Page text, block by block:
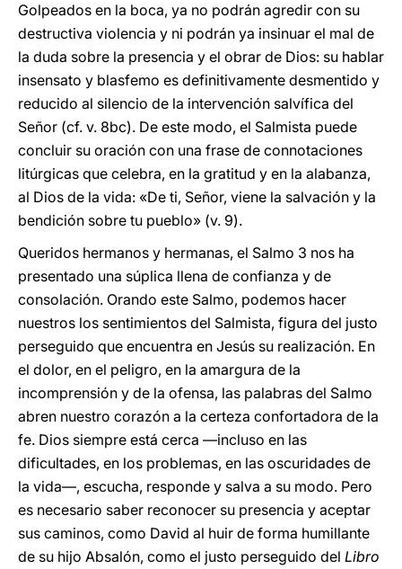
Golpeados en la boca, ya no podrán agredir con su
destructiva violencia y ni podrán ya insinuar el mal de
la duda sobre la presencia y el obrar de Dios: su hablar
insensato y blasfemo es definitivamente desmentido y
reducido al silencio de la intervención salvífica del
Señor (cf. v. 8bc). De este modo, el Salmista puede
concluir su oración con una frase de connotaciones
litúrgicas que celebra, en la gratitud y en la alabanza,
al Dios de la vida: «De ti, Señor, viene la salvación y la
bendición sobre tu pueblo» (v. 9).
Queridos hermanos y hermanas, el Salmo 3 nos ha
presentado una súplica llena de confianza y de
consolación. Orando este Salmo, podemos hacer
nuestros los sentimientos del Salmista, figura del justo
perseguido que encuentra en Jesús su realización. En
el dolor, en el peligro, en la amargura de la
incomprensión y de la ofensa, las palabras del Salmo
abren nuestro corazón a la certeza confortadora de la
fe. Dios siempre está cerca —incluso en las
dificultades, en los problemas, en las oscuridades de
la vida—, escucha, responde y salva a su modo. Pero
es necesario saber reconocer su presencia y aceptar
sus caminos, como David al huir de forma humillante
de su hijo Absalón, como el justo perseguido del Libro